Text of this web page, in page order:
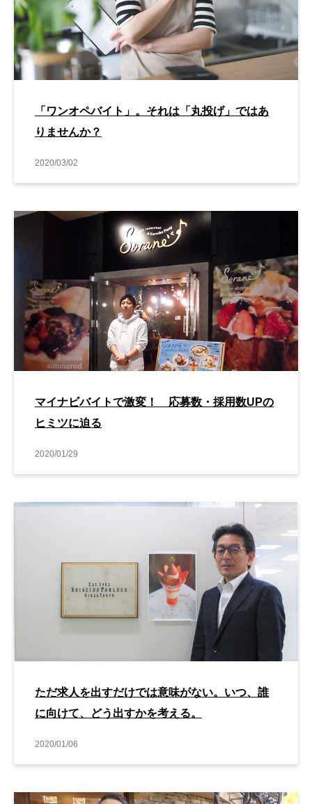
「ワンオペバイト」。それは「丸投げ」ではあ
りませんか？
2020/03/02
マイナビバイトで激変！ 応募数・採用数UPの
ヒミツに迫る
2020/01/29
ただ求人を出すだけでは意味がない。いつ、誰
に向けて、どう出すかを考える。
2020/01/06